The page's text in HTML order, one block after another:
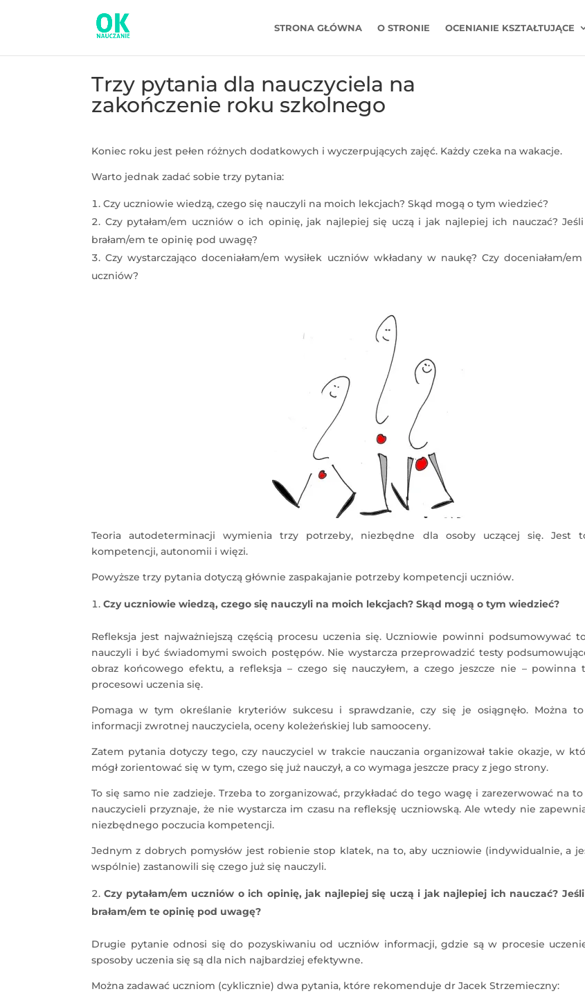
STRONA GŁÓWNA O STRONIE OCENIANIE KSZTAŁTUJĄCE
Trzy pytania dla nauczyciela na
zakończenie roku szkolnego
Koniec roku jest pełen różnych dodatkowych i wyczerpujących zajęć. Każdy czeka na wakacje.
Warto jednak zadać sobie trzy pytania:
Czy uczniowie wiedzą, czego się nauczyli na moich lekcjach? Skąd mogą o tym wiedzieć?
Czy pytałam/em uczniów o ich opinię, jak najlepiej się uczą i jak najlepiej ich nauczać?
brałam/em te opinię pod uwagę?
Czy wystarczająco doceniałam/em wysiłek uczniów wkładany w naukę? Czy doceniałam/
uczniów?
Teoria autodeterminacji wymienia trzy potrzeby, niezbędne dla osoby uczącej się. Jest
kompetencji, autonomii i więzi.
Powyższe trzy pytania dotyczą głównie zaspakajanie potrzeby kompetencji uczniów.
Czy uczniowie wiedzą, czego się nauczyli na moich lekcjach? Skąd mogą o tym wiedzieć?
Refleksja jest najważniejszą częścią procesu uczenia się. Uczniowie powinni podsumowywać
nauczyli i być świadomymi swoich postępów. Nie wystarcza przeprowadzić testy
obraz końcowego efektu, a refleksja – czego się nauczyłem, a czego jeszcze nie – powinna
procesowi uczenia się.
Pomaga w tym określanie kryteriów sukcesu i sprawdzanie, czy się je osiągnęło. Można
informacji zwrotnej nauczyciela, oceny koleżeńskiej lub samooceny.
Zatem pytania dotyczy tego, czy nauczyciel w trakcie nauczania organizował takie okazje, w
mógł zorientować się w tym, czego się już nauczył, a co wymaga jeszcze pracy z jego strony.
To się samo nie zadzieje. Trzeba to zorganizować, przykładać do tego wagę i zarezerwować na to
nauczycieli przyznaje, że nie wystarcza im czasu na refleksję uczniowską. Ale wtedy nie
niezbędnego poczucia kompetencji.
Jednym z dobrych pomysłów jest robienie stop klatek, na to, aby uczniowie (indywidualnie, a
wspólnie) zastanowili się czego już się nauczyli.
Czy pytałam/em uczniów o ich opinię, jak najlepiej się uczą i jak najlepiej ich nauczać?
brałam/em te opinię pod uwagę?
Drugie pytanie odnosi się do pozyskiwaniu od uczniów informacji, gdzie są w procesie
sposoby uczenia się są dla nich najbardziej efektywne.
Można zadawać uczniom (cyklicznie) dwa pytania, które rekomenduje dr Jacek Strzemieczny: